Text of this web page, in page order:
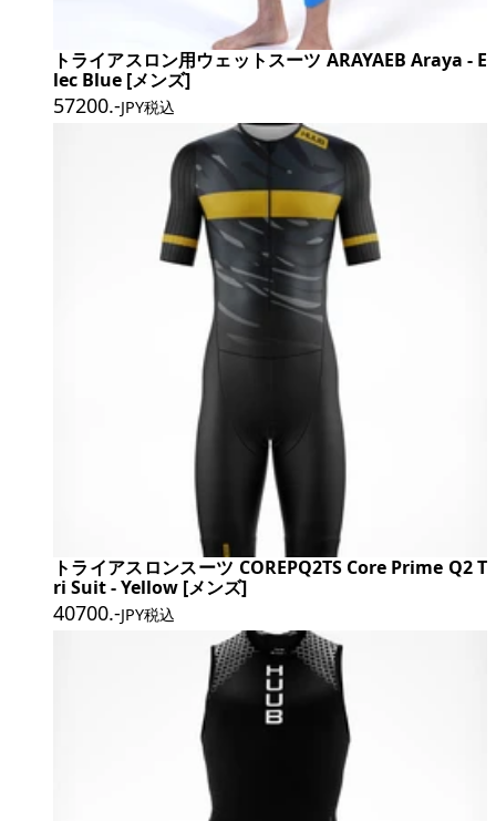
トライアスロン用ウェットスーツ ARAYAEB Araya - E
lec Blue [メンズ]
57200.-JPY税込
トライアスロンスーツ COREPQ2TS Core Prime Q2 T
ri Suit - Yellow [メンズ]
40700.-JPY税込